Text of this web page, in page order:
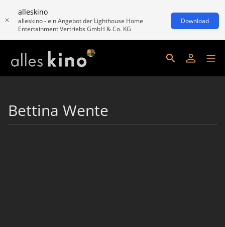
alleskino
alleskino - ein Angebot der Lighthouse Home
Entertainment Vertriebs GmbH & Co. KG
Download
Bettina Wente